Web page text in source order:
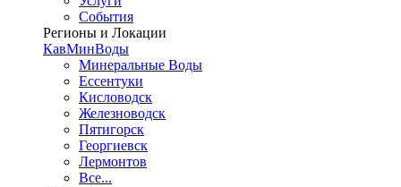
События
Регионы и Локации
КавМинВоды
Минеральные Воды
Ессентуки
Кисловодск
Железноводск
Пятигорск
Георгиевск
Лермонтов
Все...